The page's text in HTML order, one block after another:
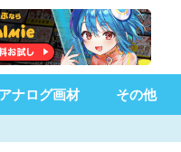
アナログ画材 その他